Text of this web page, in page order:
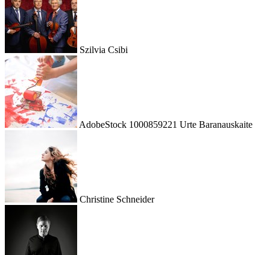
Szilvia Csibi
AdobeStock 1000859221 Urte Baranauskaite
Christine Schneider